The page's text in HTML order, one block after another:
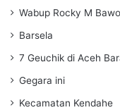
Wabup Rocky M
Barsela
7 Geuchik di Aceh
Gegara ini
Kecamatan Kendahe